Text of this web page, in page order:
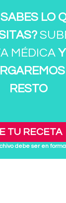
LO
MÉDICA
RESTO
TU RECETA
debe ser en